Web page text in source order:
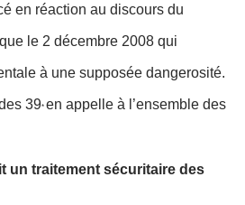
en réaction au discours du
le 2 décembre 2008 qui
à une supposée dangerosité.
39* en appelle à l’ensemble des
un traitement sécuritaire des